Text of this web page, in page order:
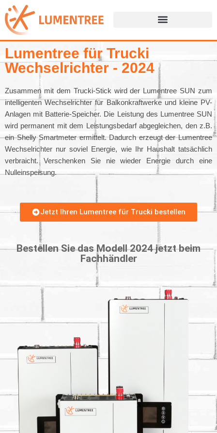
Z
m
I
n
a
l
t
s
p
r
n
n
Lumentree für Trucki
Wechselrichter - 2024
Zusammen mit dem Trucki-Stick wird der Lumentree SUN zum
intelligenten Wechselrichter für Balkonkraftwerke und kleine PV-
Anlagen mit Batterie-Speicher. Die Leistung des Lumentree SUN
wird permanent mit dem Leistungsbedarf abgegleichen, den z.B.
ein Shelly Smartmeter ermittelt. Dadurch erzeugt der Lumentree
Wechselrichter nur soviel Energie, wie Ihr Haushalt tatsächlich
verbraicht. Verschenken Sie nie wieder Energie durch eine
Nulleinspeisung.
Jetzt Ihren Lumentree für Trucki bestellen
Bestellen Sie das Modell 2024 jetzt beim
Fachhändler